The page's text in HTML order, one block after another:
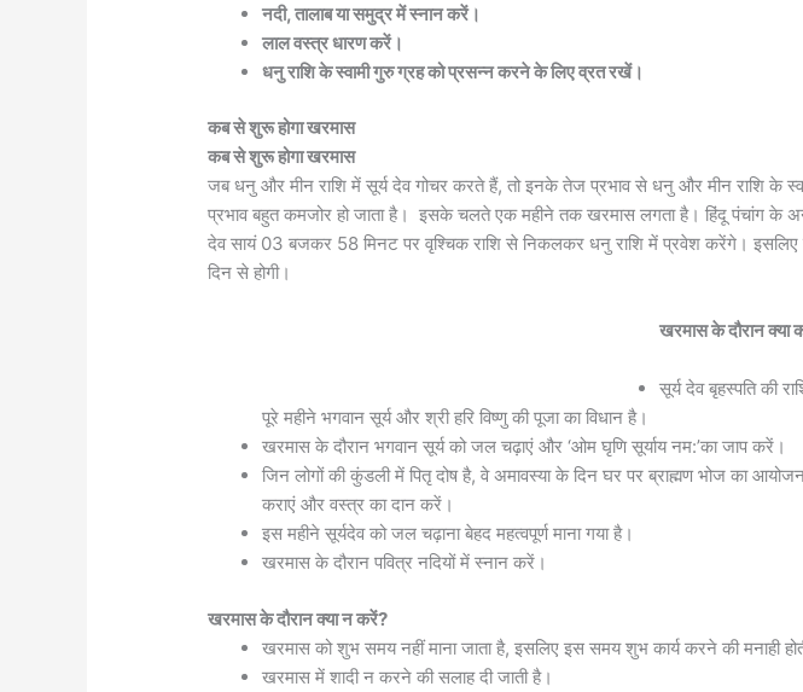
नदी, तालाब या समुद्र में स्नान करें।
लाल वस्त्र धारण करें।
धनु राशि के स्वामी गुरु ग्रह को प्रसन्न करने के लिए व्रत रखें।
कब से शुरू होगा खरमास
कब से शुरू होगा खरमास
जब धनु और मीन राशि में सूर्य देव गोचर करते हैं, तो इनके तेज प्रभाव से धनु और मीन राशि के
प्रभाव बहुत कमजोर हो जाता है। इसके चलते एक महीने तक खरमास लगता है। हिंदू पंचांग के
देव सायं 03 बजकर 58 मिनट पर वृश्चिक राशि से निकलकर धनु राशि में प्रवेश करेंगे।
दिन से होगी।
खरमास के दौरान क्या
सूर्य देव बृहस्पति की
पूरे महीने भगवान सूर्य और श्री हरि विष्णु की पूजा का विधान है।
खरमास के दौरान भगवान सूर्य को जल चढ़ाएं और ‘ओम घृणि सूर्याय नम:’का जाप करें।
जिन लोगों की कुंडली में पितृ दोष है, वे अमावस्या के दिन घर पर ब्राह्मण भोज का
कराएं और वस्त्र का दान करें।
इस महीने सूर्यदेव को जल चढ़ाना बेहद महत्वपूर्ण माना गया है।
खरमास के दौरान पवित्र नदियों में स्नान करें।
खरमास के दौरान क्या न करें?
खरमास को शुभ समय नहीं माना जाता है, इसलिए इस समय शुभ कार्य करने की मनाही
खरमास में शादी न करने की सलाह दी जाती है।